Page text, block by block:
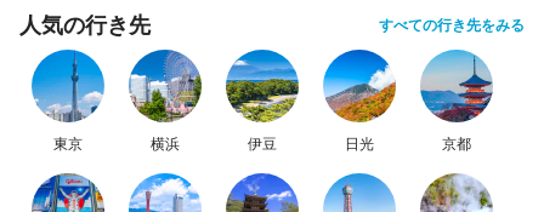
人気の行き先 すべての行き先をみる
東京 横浜 伊豆 日光 京都